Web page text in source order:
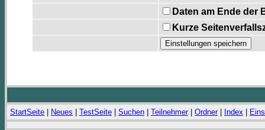
Daten am Ende der
Kurze
StartSeite Neues TestSeite Suchen Teilnehmer| Ordner| Index